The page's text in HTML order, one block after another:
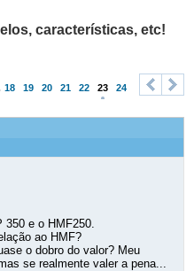
características, etc!
18 19 20 21 22 23 24
< >
350 e o HMF250.
ao HMF?
o dobro do valor? Meu
se realmente valer a pena...